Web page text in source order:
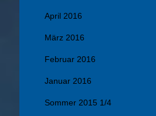
April 2016
März 2016
Februar 2016
Januar 2016
Sommer 2015 1/4